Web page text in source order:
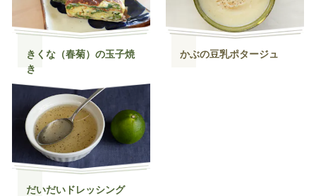
きくな（春菊）の玉子焼
き
かぶの豆乳ポタージュ
だいだいドレッシング